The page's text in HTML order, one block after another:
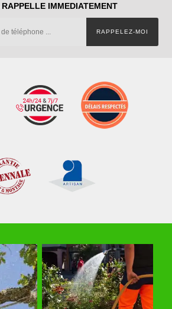
RAPPELLE IMMEDIATEMENT